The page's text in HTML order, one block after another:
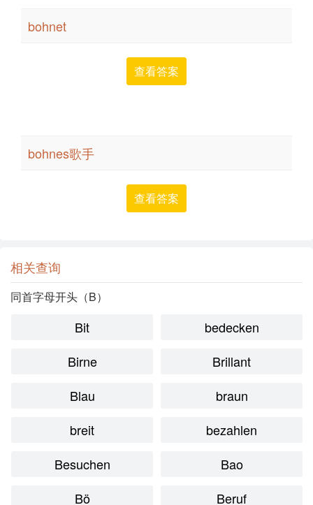
相关查询
同首字母开头（B）
Bit
bedecken
Birne
Brillant
Blau
braun
breit
bezahlen
Besuchen
Bao
Bö
Beruf
bohnet
查看答案
bohnes歌手
查看答案